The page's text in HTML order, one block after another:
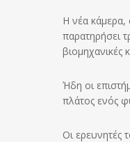
Η νέα κάμερα,
παρατηρήσει
βιομηχανικές
Ήδη οι
πλάτος ενός
Οι ερευνητές